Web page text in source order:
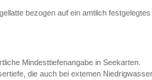
bezogen auf ein amtlich festgelegtes
Mindesttiefenangabe in Seekarten.
die auch bei extemen